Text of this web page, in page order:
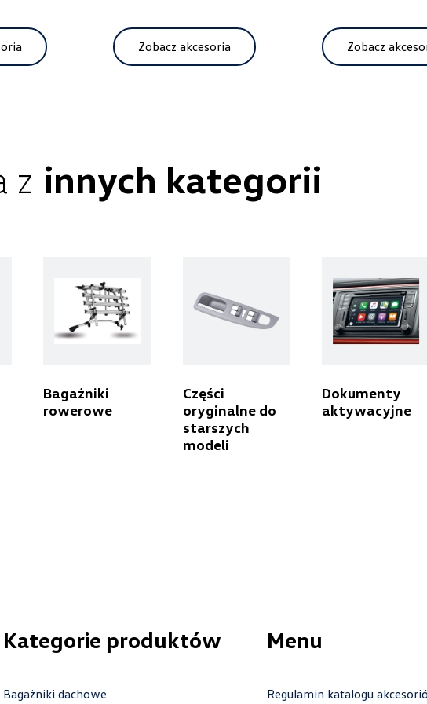
Zobacz akcesoria Zobacz
z innych kategorii
Bagażniki
rowerowe
Części
oryginalne do
starszych
modeli
Dokumenty
aktywacyjne
Autoweber Sp. z o. o.
ul. Łódzka 27, Zduńska Wola
sklep@berdychowski.com.pl
Centrum Poznań
ul. Jadwigi Wajsówny 9, Poznań
+48 785 559 913
00500.magazyn@partner.volkswagen.pl
Kategorie produktów
Bagażniki dachowe
Menu
Regulamin katalogu